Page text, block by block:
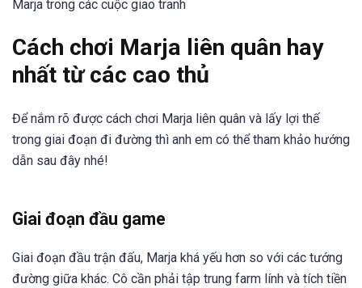
Marja trong các cuộc giao tranh
Cách chơi Marja liên quân hay
nhất từ các cao thủ
Để nắm rõ được cách chơi Marja liên quân và lấy lợi thế
trong giai đoạn đi đường thì anh em có thể tham khảo hướng
dẫn sau đây nhé!
Giai đoạn đầu game
Giai đoạn đầu trận đấu, Marja khá yếu hơn so với các tướng
đường giữa khác. Cô cần phải tập trung farm lính và tích tiền